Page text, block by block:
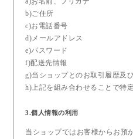
b)ご住所
c)お電話番号
d)メールアドレス
e)パスワード
f)配送先情報
g)当ショップとのお取引履歴及
h)上記を組み合わせることで特
3.個人情報の利用
当ショップではお客様からお預